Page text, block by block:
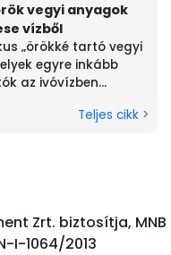
vegyi anyagok
vízből
„örökké tartó vegyi
egyre inkább
az ivóvízben...
Teljes cikk >
Zrt. biztosítja, MNB
I-1064/2013